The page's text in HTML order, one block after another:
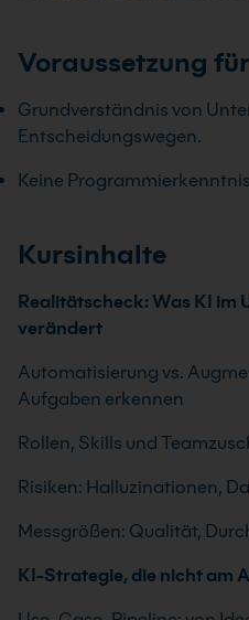
Voraussetzung
Grundverständnis von
Entscheidungswegen.
Keine
Kursinhalte
Realitätscheck: Was KI im
verändert
Automatisierung vs.
Aufgaben erkennen
Rollen, Skills und
Risiken: Halluzinationen,
Messgrößen: Qualität,
KI-Strategie, die nicht am